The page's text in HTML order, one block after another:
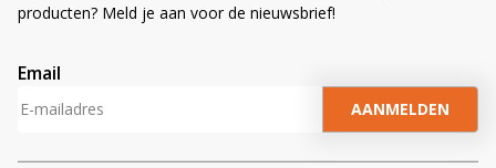
producten? Meld je aan voor de nieuwsbrief!
Email
A
t